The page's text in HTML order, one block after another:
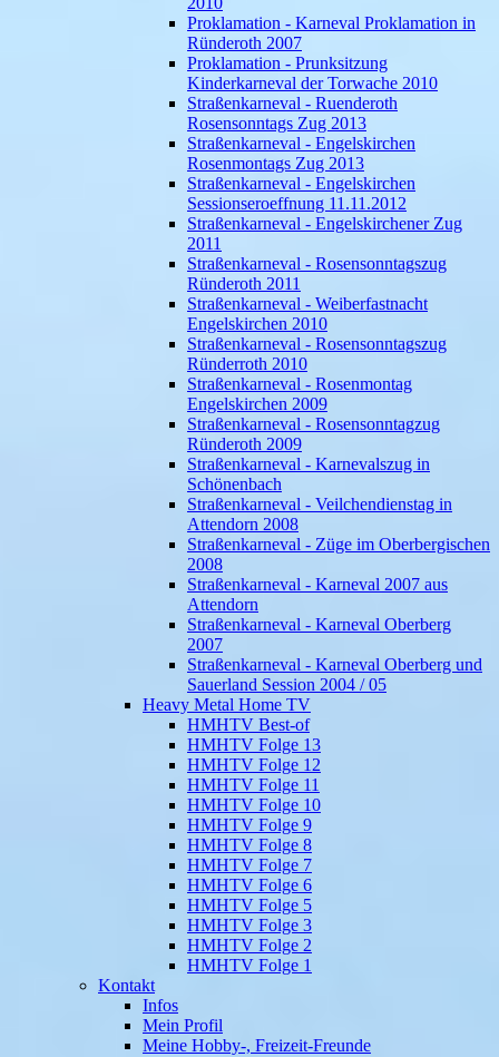
Proklamation - Karneval Proklamation in
Ründeroth 2007
Proklamation - Prunksitzung
Kinderkarneval der Torwache 2010
Straßenkarneval - Ruenderoth
Rosensonntags Zug 2013
Straßenkarneval - Engelskirchen
Rosenmontags Zug 2013
Straßenkarneval - Engelskirchen
Sessionseroeffnung 11.11.2012
Straßenkarneval - Engelskirchener Zug
2011
Straßenkarneval - Rosensonntagszug
Ründeroth 2011
Straßenkarneval - Weiberfastnacht
Engelskirchen 2010
Straßenkarneval - Rosensonntagszug
Ründerroth 2010
Straßenkarneval - Rosenmontag
Engelskirchen 2009
Straßenkarneval - Rosensonntagzug
Ründeroth 2009
Straßenkarneval - Karnevalszug in
Schönenbach
Straßenkarneval - Veilchendienstag in
Attendorn 2008
Straßenkarneval - Züge im Oberbergischen
2008
Straßenkarneval - Karneval 2007 aus
Attendorn
Straßenkarneval - Karneval Oberberg
2007
Straßenkarneval - Karneval Oberberg und
Sauerland Session 2004 / 05
Heavy Metal Home TV
HMHTV Best-of
HMHTV Folge 13
HMHTV Folge 12
HMHTV Folge 11
HMHTV Folge 10
HMHTV Folge 9
HMHTV Folge 8
HMHTV Folge 7
HMHTV Folge 6
HMHTV Folge 5
HMHTV Folge 3
HMHTV Folge 2
HMHTV Folge 1
Kontakt
Infos
Mein Profil
Meine Hobby-, Freizeit-Freunde